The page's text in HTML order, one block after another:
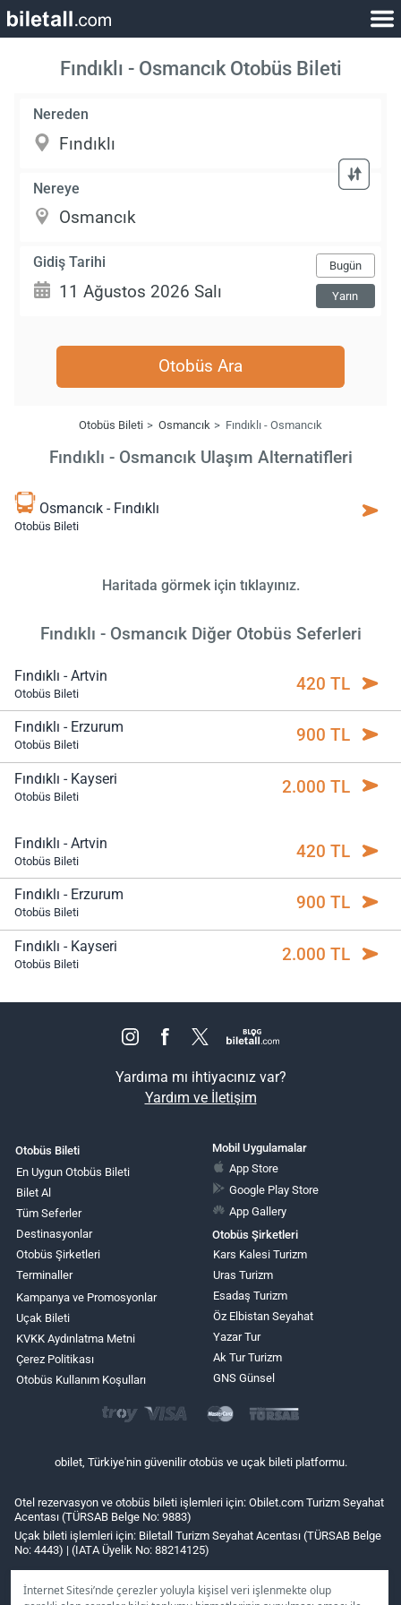
İnternet Sitesi’nde çerezler yoluyla kişisel veri işlenmekte olup
Fındıklı - Osmancık Otobüs Bileti
Nereden
Nereye
Gidiş Tarihi Bugün
Yarın
Otobüs Ara
Otobüs Bileti Osmancık Fındıklı - Osmancık
Fındıklı - Osmancık Ulaşım Alternatifleri
Osmancık - Fındıklı
Otobüs Bileti
Haritada görmek için tıklayınız.
Fındıklı - Osmancık Diğer Otobüs Seferleri
Fındıklı - Artvin
Otobüs Bileti 420 TL
Fındıklı - Erzurum
Otobüs Bileti 900 TL
Fındıklı - Kayseri
Otobüs Bileti 2.000 TL
Fındıklı - Artvin
Otobüs Bileti 420 TL
Fındıklı - Erzurum
Otobüs Bileti 900 TL
Fındıklı - Kayseri
Otobüs Bileti 2.000 TL
Yardıma mı ihtiyacınız var?
Yardım ve İletişim
Otobüs Bileti
En Uygun Otobüs Bileti
Bilet Al
Tüm Seferler
Destinasyonlar
Otobüs Şirketleri
Terminaller
Kampanya ve Promosyonlar
Uçak Bileti
KVKK Aydınlatma Metni
Çerez Politikası
Otobüs Kullanım Koşulları
Mobil Uygulamalar
App Store
Google Play Store
App Gallery
Otobüs Şirketleri
Kars Kalesi Turizm
Uras Turizm
Esadaş Turizm
Öz Elbistan Seyahat
Yazar Tur
Ak Tur Turizm
GNS Günsel
obilet, Türkiye'nin güvenilir otobüs ve uçak bileti platformu.
Otel rezervasyon ve otobüs bileti işlemleri için: Obilet.com Turizm Seyahat
Acentası (TÜRSAB Belge No: 9883)
Uçak bileti işlemleri için: Biletall Turizm Seyahat Acentası (TÜRSAB Belge
No: 4443) | (IATA Üyelik No: 88214125)